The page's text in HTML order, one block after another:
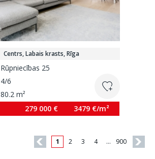
Centrs, Labais krasts, Rīga
Rūpniecības 25
4/6
80.2 m²
279 000 €
3479 €/m²
1 2 3 4 … 900